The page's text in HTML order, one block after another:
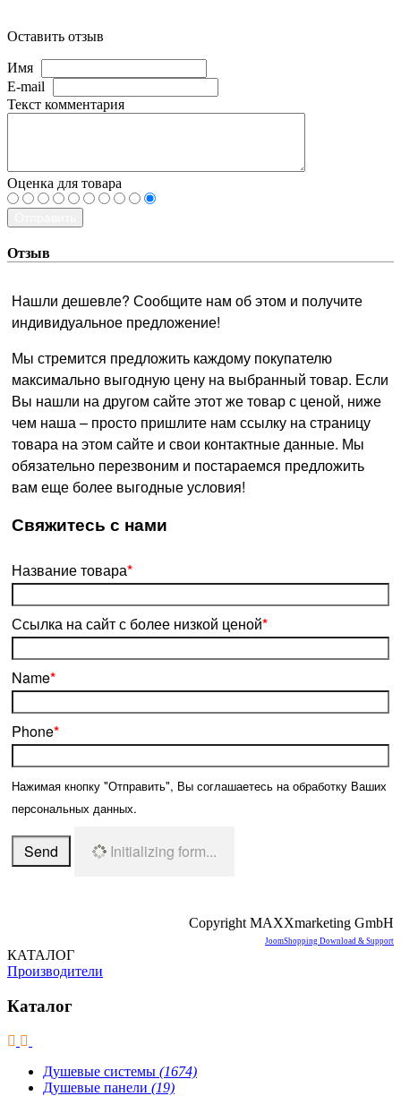
Оставить отзыв
Имя
E-mail
Текст комментария
Оценка для товара
Отзыв
Нашли дешевле? Сообщите нам об этом и получите
индивидуальное предложение!
Мы стремится предложить каждому покупателю
максимально выгодную цену на выбранный товар. Если
Вы нашли на другом сайте этот же товар с ценой, ниже
чем наша – просто пришлите нам ссылку на страницу
товара на этом сайте и свои контактные данные. Мы
обязательно перезвоним и постараемся предложить
вам еще более выгодные условия!
­Свяжитесь с нами
Название товара*
Ссылка на сайт с более низкой ценой*
Name*
Phone*
Нажимая кнопку "Отправить", Вы соглашаетесь на обработку Ваших
персональных данных.
Send Initializing form...
Copyright MAXXmarketing GmbH
JoomShopping Download & Support
КАТАЛОГ
Производители
Каталог
Душевые системы (1674)
Душевые панели (19)